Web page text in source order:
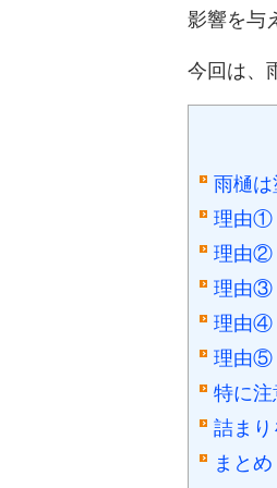
影響を与
今回は、
雨樋
理由①
理由②
理由③
理由④
理由⑤
特に
詰ま
まとめ